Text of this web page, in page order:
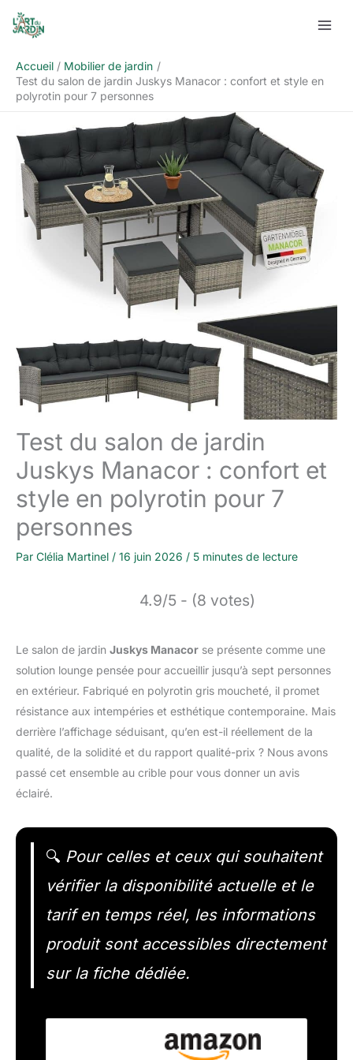
Aller
Accueil
Mobilier de jardin
Test du salon de jardin Juskys Manacor : confort et style en
polyrotin pour 7 personnes
Test du salon de jardin
Juskys Manacor : confort et
style en polyrotin pour 7
personnes
Par Clélia Martinel / 16 juin 2026 / 5 minutes de lecture
4.9/5 - (8 votes)
Le salon de jardin Juskys Manacor se présente comme une
solution lounge pensée pour accueillir jusqu’à sept personnes
en extérieur. Fabriqué en polyrotin gris moucheté, il promet
résistance aux intempéries et esthétique contemporaine. Mais
derrière l’affichage séduisant, qu’en est-il réellement de la
qualité, de la solidité et du rapport qualité-prix ? Nous avons
passé cet ensemble au crible pour vous donner un avis
éclairé.
🔍 Pour celles et ceux qui souhaitent
vérifier la disponibilité actuelle et le
tarif en temps réel, les informations
produit sont accessibles directement
sur la fiche dédiée.
Rechercher